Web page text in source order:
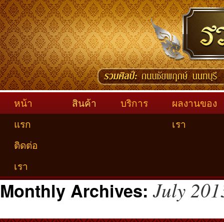
หน้า
แรก
สินค้า บริการ
ผลงานของ
เรา
ติดต่อ
เรา
Monthly Archives:July